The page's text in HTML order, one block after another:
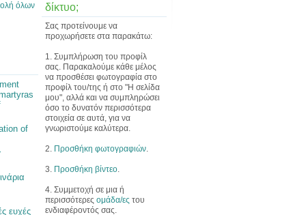
όλων
of
ευχές
δίκτυο;
Σας προτείνουμε να
προχωρήσετε στα παρακάτω:
1. Συμπλήρωση του προφίλ
σας. Παρακαλούμε κάθε μέλος
να προσθέσει φωτογραφία στο
προφίλ του/της ή στο "Η σελίδα
μου", αλλά και να συμπληρώσει
όσο το δυνατόν περισσότερα
στοιχεία σε αυτά, για να
γνωριστούμε καλύτερα.
2. Προσθήκη φωτογραφιών.
3. Προσθήκη βίντεο.
4. Συμμετοχή σε μια ή
περισσότερες ομάδα/ες του
ενδιαφέροντός σας.